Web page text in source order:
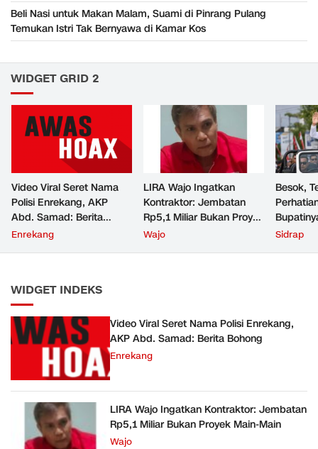
Beli Nasi untuk Makan Malam, Suami di Pinrang Pulang
Temukan Istri Tak Bernyawa di Kamar Kos
WIDGET GRID 2
Video Viral Seret Nama
Polisi Enrekang, AKP
Abd. Samad: Berita
Bohong
Enrekang
LIRA Wajo Ingatkan
Kontraktor: Jembatan
Rp5,1 Miliar Bukan Proyek
Main-Main
Wajo
Besok,
Jeep
Sidrap
WIDGET INDEKS
Video Viral Seret Nama Polisi Enrekang,
AKP Abd. Samad: Berita Bohong
Enrekang
LIRA Wajo Ingatkan Kontraktor: Jembatan
Rp5,1 Miliar Bukan Proyek Main-Main
Wajo